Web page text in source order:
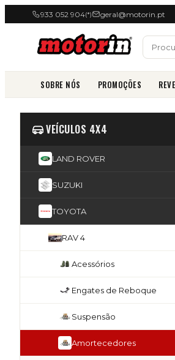
933 052 904(*) geral@motorin.pt
SOBRE NÓS PROMOÇÕES
VEÍCULOS 4X4
LAND ROVER
SUZUKI
TOYOTA
RAV 4
Acessórios
Engates de Reboque
Suspensão
Amortecedores